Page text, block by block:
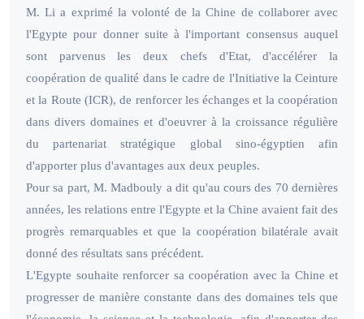
M. Li a exprimé la volonté de la Chine de collaborer avec
l'Egypte pour donner suite à l'important consensus auquel
sont parvenus les deux chefs d'Etat, d'accélérer la
coopération de qualité dans le cadre de l'Initiative la Ceinture
et la Route (ICR), de renforcer les échanges et la coopération
dans divers domaines et d'oeuvrer à la croissance régulière
du partenariat stratégique global sino-égyptien afin
d'apporter plus d'avantages aux deux peuples.
Pour sa part, M. Madbouly a dit qu'au cours des 70 dernières
années, les relations entre l'Egypte et la Chine avaient fait des
progrès remarquables et que la coopération bilatérale avait
donné des résultats sans précédent.
L'Egypte souhaite renforcer sa coopération avec la Chine et
progresser de manière constante dans des domaines tels que